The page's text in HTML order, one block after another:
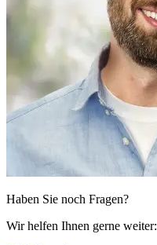
Haben Sie noch Fragen?
Wir helfen Ihnen gerne weiter: